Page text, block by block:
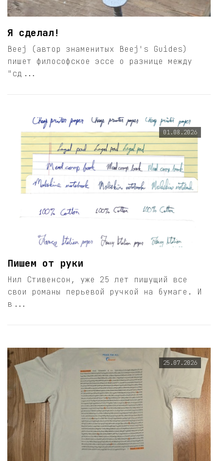
Я сделал!
Beej (автор знаменитых Beej's Guides)
пишет философское эссе о разнице между
"сд...
01.08.2026
Пишем от руки
Нил Стивенсон, уже 25 лет пишущий все
свои романы перьевой ручкой на бумаге. И
в...
25.07.2026